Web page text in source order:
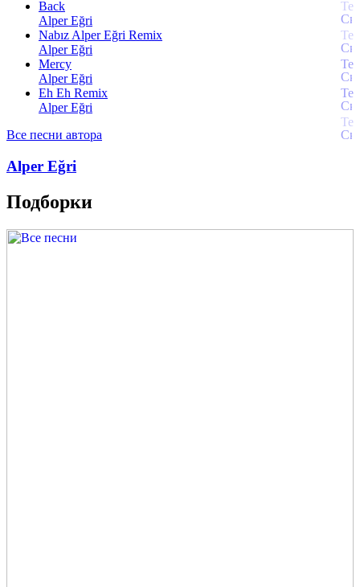
Back
Alper Eğri
Nabız Alper Eğri Remix
Alper Eğri
Mercy
Alper Eğri
Eh Eh Remix
Alper Eğri
Все песни автора
Alper Eğri
Подборки